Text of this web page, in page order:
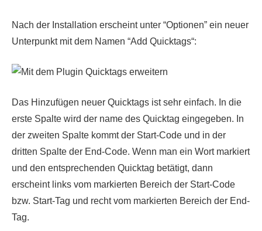
Nach der Installation erscheint unter “Optionen” ein neuer
Unterpunkt mit dem Namen “Add Quicktags“:
Das Hinzufügen neuer Quicktags ist sehr einfach. In die
erste Spalte wird der name des Quicktag eingegeben. In
der zweiten Spalte kommt der Start-Code und in der
dritten Spalte der End-Code. Wenn man ein Wort markiert
und den entsprechenden Quicktag betätigt, dann
erscheint links vom markierten Bereich der Start-Code
bzw. Start-Tag und recht vom markierten Bereich der End-
Tag.